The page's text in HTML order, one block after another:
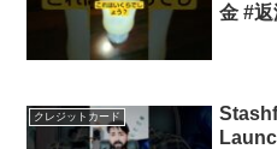
金 #
クレジットカード